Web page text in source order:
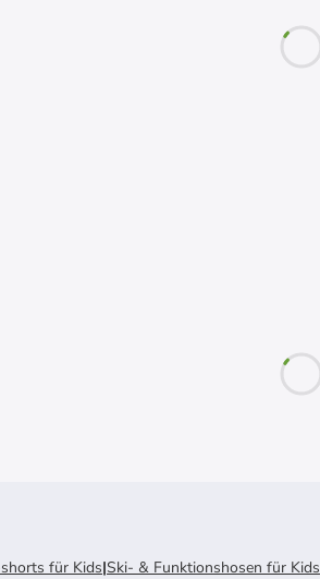
für Kids|Ski- & Funktionshosen für Kids